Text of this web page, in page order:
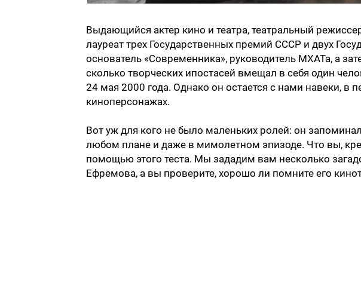
Выдающийся актер кино и театра, театральный
лауреат трех Государственных премий СССР и двух
основатель «Современника», руководитель МХАТа, а
сколько творческих ипостасей вмещал в себя один
24 мая 2000 года. Однако он остается с нами навеки, в
киноперсонажах.
Вот уж для кого не было маленьких ролей: он
любом плане и даже в мимолетном эпизоде. Что вы,
помощью этого теста. Мы зададим вам несколько
Ефремова, а вы проверите, хорошо ли помните его